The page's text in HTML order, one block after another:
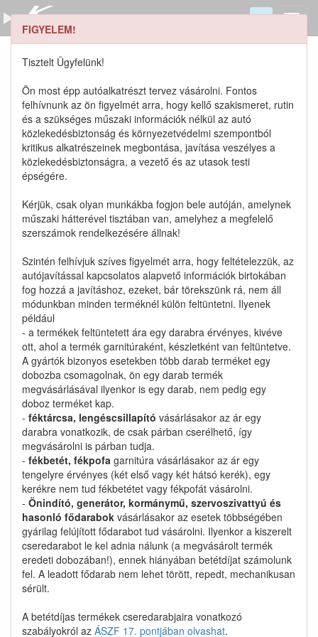
Szerszámkatalógus
Kosár
Alkatrészek
FIGYELEM!
Tisztelt Ügyfelünk!
Ön most épp autóalkatrészt tervez vásárolni. Fontos
felhívnunk az ön figyelmét arra, hogy kellő szakismeret, rutin
és a szükséges műszaki információk nélkül az autó
közlekedésbiztonság és környezetvédelmi szempontból
kritikus alkatrészeinek megbontása, javítása veszélyes a
közlekedésbiztonságra, a vezető és az utasok testi
épségére.
Kérjük, csak olyan munkákba fogjon bele autóján, amelynek
műszaki hátterével tisztában van, amelyhez a megfelelő
szerszámok rendelkezésére állnak!
Szintén felhívjuk szíves figyelmét arra, hogy feltételezzük, az
autójavítással kapcsolatos alapvető információk birtokában
fog hozzá a javításhoz, ezeket, bár törekszünk rá, nem áll
módunkban minden terméknél külön feltüntetni. Ilyenek
például
- a termékek feltüntetett ára egy darabra érvényes, kivéve
ott, ahol a termék garnitúraként, készletként van feltüntetve.
A gyártók bizonyos esetekben több darab terméket egy
dobozba csomagolnak, ön egy darab termék
megvásárlásával ilyenkor is egy darab, nem pedig egy
doboz terméket kap.
- féktárcsa, lengéscsillapító vásárlásakor az ár egy
darabra vonatkozik, de csak párban cserélhető, így
megvásárolni is párban tudja.
- fékbetét, fékpofa garnitúra vásárlásakor az ár egy
tengelyre érvényes (két első vagy két hátsó kerék), egy
kerékre nem tud fékbetétet vagy fékpofát vásárolni.
- Önindító, generátor, kormánymű, szervoszivattyú és
hasonló fődarabok vásárlásakor az esetek többségében
gyárilag felújított fődarabot tud vásárolni. Ilyenkor a kiszerelt
cseredarabot le kel adnia nálunk (a megvásárolt termék
eredeti dobozában!), ennek hiányában betétdíjat számolunk
fel. A leadott fődarab nem lehet törött, repedt, mechanikusan
sérült.
A betétdíjas termékek cseredarabjaira vonatkozó
szabályokról az ÁSZF 17. pontjában olvashat.
95733M79G10 keresése
0 1
Részletes keresés
Katalógusban szereplő termékek
Katalógusban nem szereplő termékek
Nem találtunk ilyen katalógus-terméket.
95733M79G10 keresése
Kapcsolat
Hogyan keressek?
Segítség
Nyomtatványok